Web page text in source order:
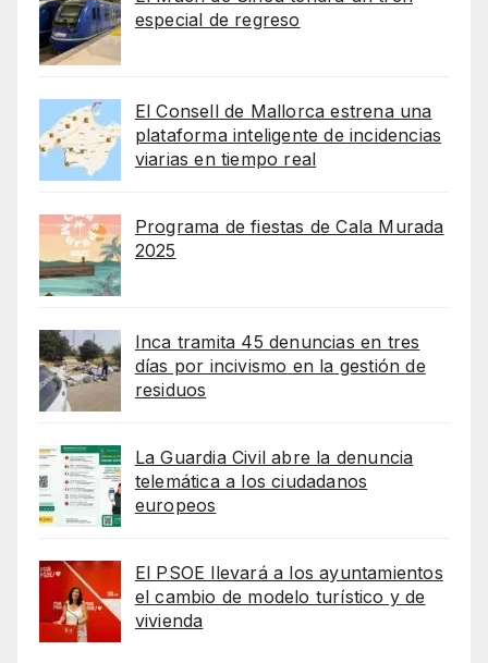
especial de regreso
El Consell de Mallorca estrena una
plataforma inteligente de incidencias
viarias en tiempo real
Programa de fiestas de Cala Murada
2025
Inca tramita 45 denuncias en tres
días por incivismo en la gestión de
residuos
La Guardia Civil abre la denuncia
telemática a los ciudadanos
europeos
El PSOE llevará a los ayuntamientos
el cambio de modelo turístico y de
vivienda